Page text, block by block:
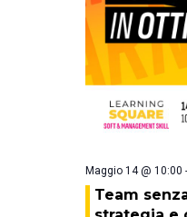
Maggio 14 @ 10:00 -
Team